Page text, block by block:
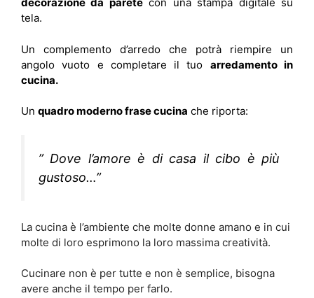
tela.
Un complemento d’arredo che potrà riempire un
angolo vuoto e completare il tuo arredamento in
cucina.
Un quadro moderno frase cucina che riporta:
” Dove l’amore è di casa il cibo è più
gustoso…”
La cucina è l’ambiente che molte donne amano e in cui
molte di loro esprimono la loro massima creatività.
Cucinare non è per tutte e non è semplice, bisogna
avere anche il tempo per farlo.